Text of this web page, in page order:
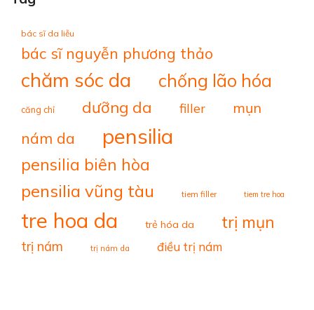
bác sĩ da liễu
bác sĩ nguyễn phương thảo
chăm sóc da chống lão hóa
căng chỉ dưỡng da filler mụn
nám da pensilia
pensilia biên hòa
pensilia vũng tàu tiem filler tiem tre hoa
tre hoa da trẻ hóa da trị mụn
trị nám trị nám da điều trị nám